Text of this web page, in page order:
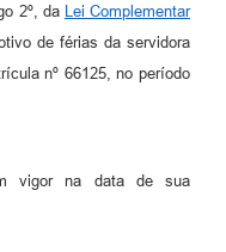
2º, da Lei Complementar
de férias da servidora
nº 66125, no período
vigor na data de sua